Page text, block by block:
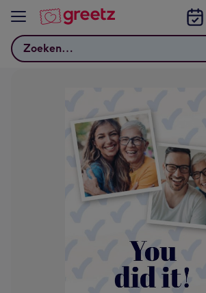
Bekijk meer
Zoeken